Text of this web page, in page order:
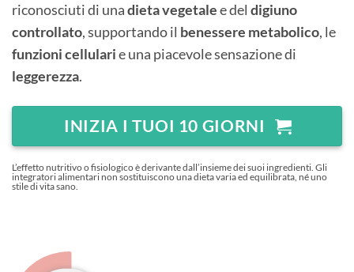
riconosciuti di unadieta vegetalee del digiuno
controllato, supportando il benessere metabolico, le
funzioni cellularie una piacevole sensazione di
leggerezza.
INIZIA I TUOI 10 GIORNI
L’effetto nutritivo o fisiologico è derivante dall’insieme dei suoi ingredienti. Gli
integratori alimentari non sostituiscono una dieta varia ed equilibrata, né uno
stile di vita sano.